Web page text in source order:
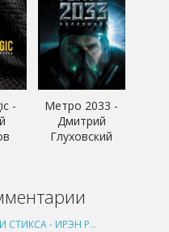
-
Метро 2033 -
Дмитрий
Глуховский
БОГИ СТИКСА - ИРЭН РУДКЕВИЧ